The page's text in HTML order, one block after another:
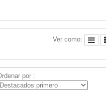
Ver como:
por :